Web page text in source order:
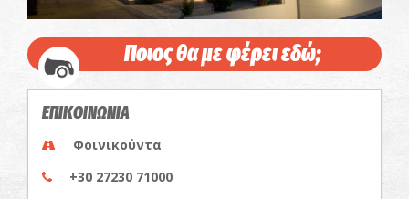
Ποιος θα με φέρει εδώ;
ΕΠΙΚΟΙΝΩΝΙΑ
Φοινικούντα
+30 27230 71000